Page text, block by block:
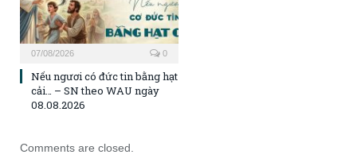
07/08/2026 0
Nếu ngươi có đức tin bằng hạt
cải… – SN theo WAU ngày
08.08.2026
Comments are closed.